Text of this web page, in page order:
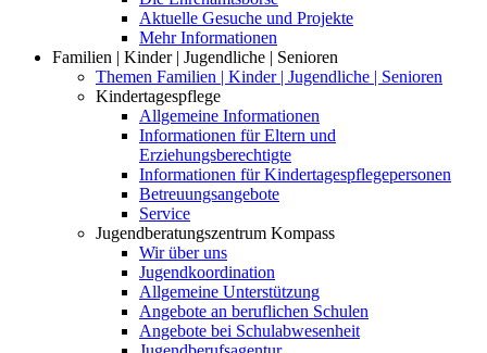
Aktuelle Gesuche und Projekte
Mehr Informationen
Familien | Kinder | Jugendliche | Senioren
Themen Familien | Kinder | Jugendliche | Senioren
Kindertagespflege
Allgemeine Informationen
Informationen für Eltern und
Erziehungsberechtigte
Informationen für Kindertagespflegepersonen
Betreuungsangebote
Service
Jugendberatungszentrum Kompass
Wir über uns
Jugendkoordination
Allgemeine Unterstützung
Angebote an beruflichen Schulen
Angebote bei Schulabwesenheit